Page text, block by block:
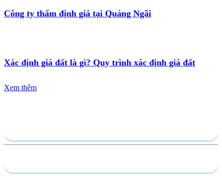
Công ty thẩm định giá tại Quảng Ngãi
Xác định giá đất là gì? Quy trình xác định giá đất
Xem thêm